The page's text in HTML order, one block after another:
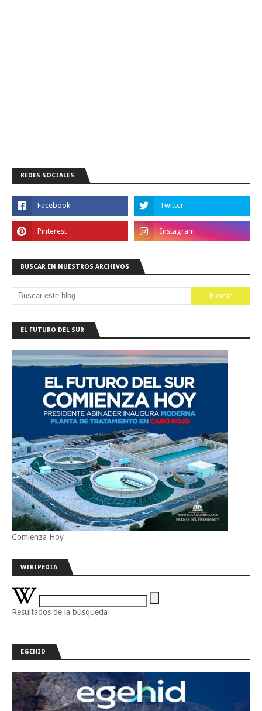
REDES SOCIALES
BUSCAR EN NUESTROS ARCHIVOS
EL FUTURO DEL SUR
Comienza Hoy
WIKIPEDIA
Resultados de la búsqueda
EGEHID